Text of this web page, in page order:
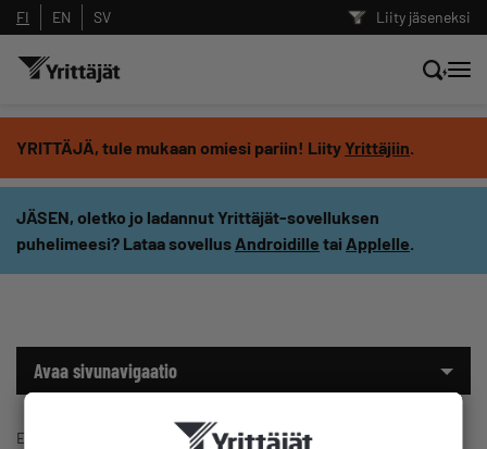
Liity jäseneksi
FI EN SV
YRITTÄJÄ, tule mukaan omiesi pariin! LiityYrittäjiin.
JÄSEN, oletko jo ladannut Yrittäjät-sovelluksen
puhelimeesi? Lataa sovellus Androidille tai Applelle.
Avaa sivunavigaatio
Etusivu
Palvelut ja edut
Hae sivustolta tai kysy suoraan
Yrittäjien tekoälyltä